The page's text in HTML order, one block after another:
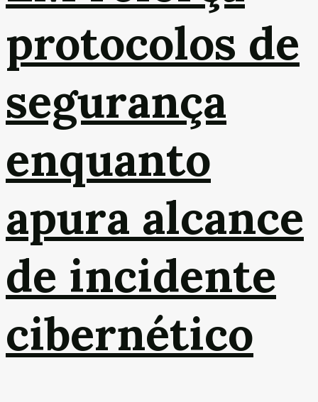
protocolos de
segurança
enquanto
apura alcance
de incidente
cibernético